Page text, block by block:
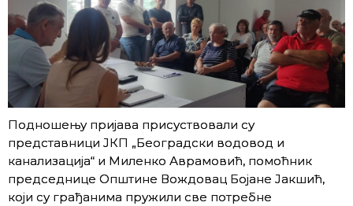
Подношењу пријава присуствовали су
представници ЈКП „Београдски водовод и
канализација“ и Миленко Аврамовић, помоћник
председнице Општине Вождовац Бојане Јакшић,
који су грађанима пружили све потребне